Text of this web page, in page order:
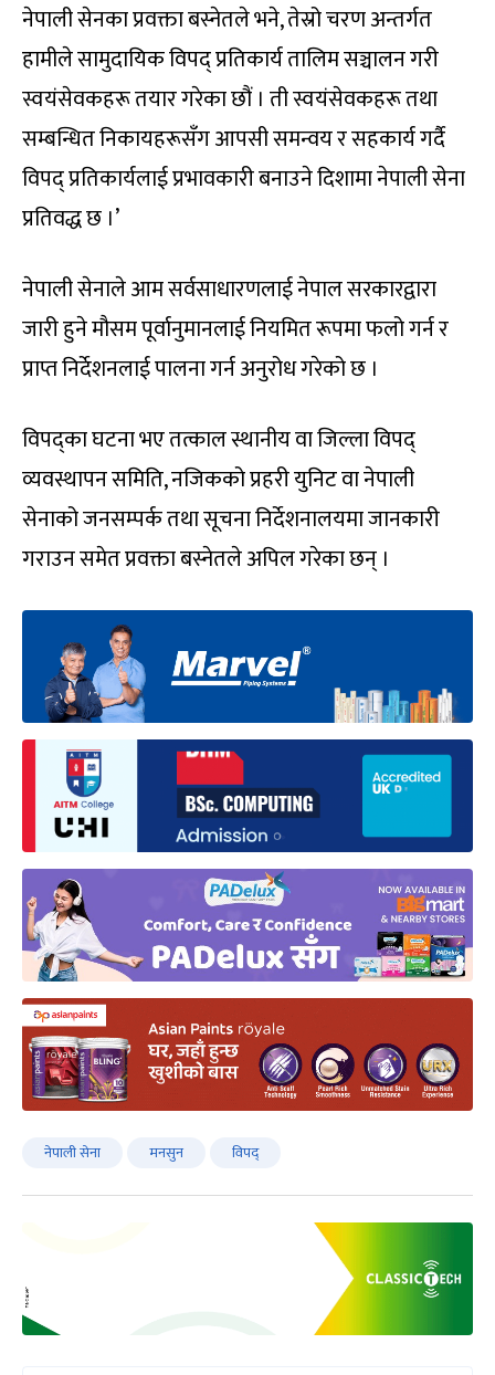
नेपाली सेनका प्रवक्ता बस्नेतले भने, तेस्रो चरण अन्तर्गत
हामीले सामुदायिक विपद् प्रतिकार्य तालिम सञ्चालन गरी
स्वयंसेवकहरू तयार गरेका छौं । ती स्वयंसेवकहरू तथा
सम्बन्धित निकायहरूसँग आपसी समन्वय र सहकार्य गर्दै
विपद् प्रतिकार्यलाई प्रभावकारी बनाउने दिशामा नेपाली सेना
प्रतिवद्ध छ ।’
नेपाली सेनाले आम सर्वसाधारणलाई नेपाल सरकारद्वारा
जारी हुने मौसम पूर्वानुमानलाई नियमित रूपमा फलो गर्न र
प्राप्त निर्देशनलाई पालना गर्न अनुरोध गरेको छ ।
विपद्का घटना भए तत्काल स्थानीय वा जिल्ला विपद्
व्यवस्थापन समिति, नजिकको प्रहरी युनिट वा नेपाली
सेनाको जनसम्पर्क तथा सूचना निर्देशनालयमा जानकारी
गराउन समेत प्रवक्ता बस्नेतले अपिल गरेका छन् ।
नेपाली सेना मनसुन विपद्